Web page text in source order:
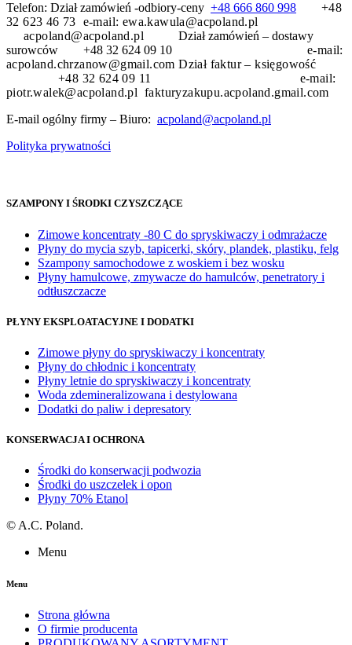
Telefon: Dział zamówień -odbiory-ceny +48 666 860 998
+48
32 623 46 73 e-mail: ewa.kawula@acpoland.pl
acpoland@acpoland.pl Dział zamówień – dostawy
surowców +48 32 624 09 10 e-mail:
acpoland.chrzanow@gmail.comDział faktur – księgowość
+48 32 624 09 11 e-mail:
piotr.walek@acpoland.pl fakturyzakupu.acpoland.gmail.com
E-mail ogólny firmy – Biuro: acpoland@acpoland.pl
Polityka prywatności
SZAMPONY I ŚRODKI CZYSZCZĄCE
Zimowe koncentraty -80 C do spryskiwaczy i odmrażacze
Płyny do mycia szyb, tapicerki, skóry, plandek, plastiku, felg
Szampony samochodowe z woskiem i bez wosku
Płyny hamulcowe, zmywacze do hamulców, penetratory i
odtłuszczacze
PŁYNY EKSPLOATACYJNE I DODATKI
Zimowe płyny do spryskiwaczy i koncentraty
Płyny do chłodnic i koncentraty
Płyny letnie do spryskiwaczy i koncentraty
Woda zdemineralizowana i destylowana
Dodatki do paliw i depresatory
KONSERWACJA I OCHRONA
Środki do konserwacji podwozia
Środki do uszczelek i opon
Płyny 70% Etanol
© A.C. Poland.
Menu
Menu
Strona główna
O firmie producenta